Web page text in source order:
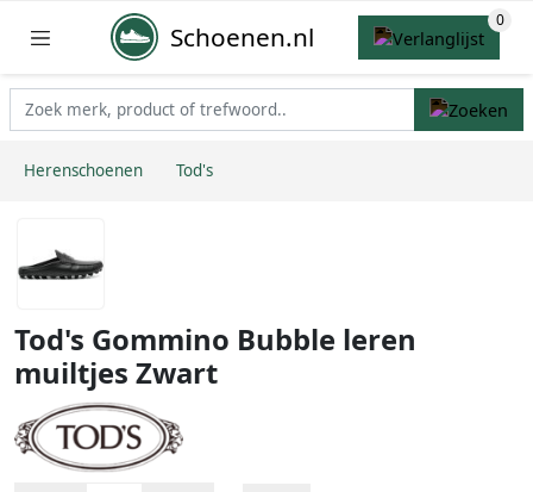
Schoenen.nl
Herenschoenen Tod's
Tod's Gommino Bubble leren
muiltjes Zwart